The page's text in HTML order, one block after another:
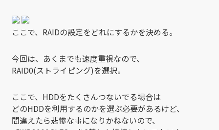
ここで、RAIDの設定をどれにするかを決める。
今回は、あくまでも速度重視なので、
RAID0(ストライピング)を選択。
ここで、HDDをたくさんつないでる場合は
どのHDDを利用するのかを選ぶ必要があるけど、
間違えたら悲惨な事になりかねないので、